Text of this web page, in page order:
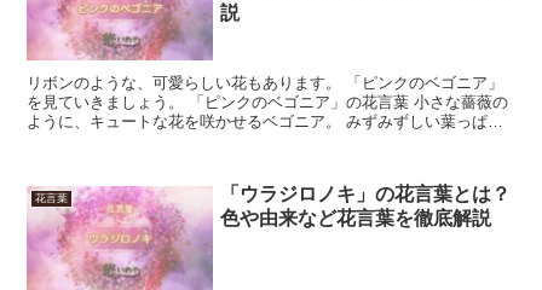
説
リボンのような、可愛らしい花もあります。 「ピンクのベゴニア」
を見ていきましょう。 「ピンクのベゴニア」の花言葉 小さな薔薇の
ように、キュートな花を咲かせるベゴニア。 みずみずしい葉っぱと
花言葉
「ウラジロノキ」の花言葉とは？
色や由来など花言葉を徹底解説